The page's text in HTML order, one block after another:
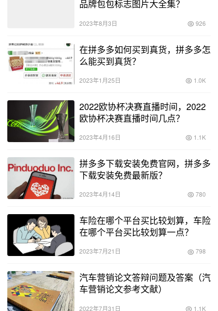
品牌包包标志图片大全集？
2023年8月3日 926
在拼多多如何买到真货，拼多多怎
么能买到真货？
2023年1月25日 1.0K
2022欧协杯决赛直播时间，2022
欧协杯决赛直播时间几点？
2023年4月16日 1.1K
拼多多下载安装免费官网，拼多多
下载安装免费最新版？
2023年4月14日 780
车险在哪个平台买比较划算，车险
在哪个平台买比较划算一点？
2023年7月21日 798
汽车营销论文答辩问题及答案（汽
车营销论文参考文献）
2022年7月31日 1.1K